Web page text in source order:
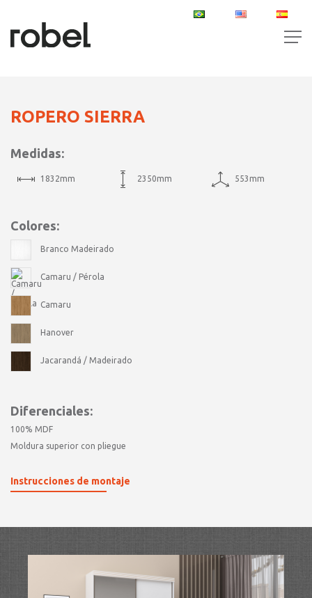
ROPERO SIERRA
Medidas:
1832mm 2350mm 553mm
Colores:
Branco Madeirado
Camaru / Pérola
Camaru
Hanover
Jacarandá / Madeirado
Diferenciales:
100% MDF
Moldura superior con pliegue
Instrucciones de montaje